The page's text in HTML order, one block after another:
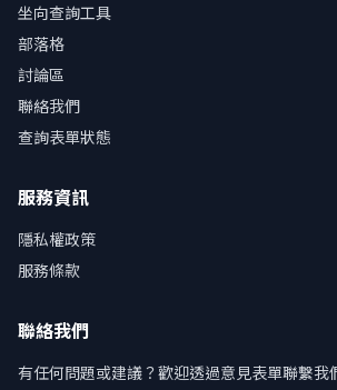
坐向查詢工具
部落格
討論區
聯絡我們
查詢表單狀態
服務資訊
隱私權政策
服務條款
聯絡我們
有任何問題或建議？歡迎透過意見表單聯繫我